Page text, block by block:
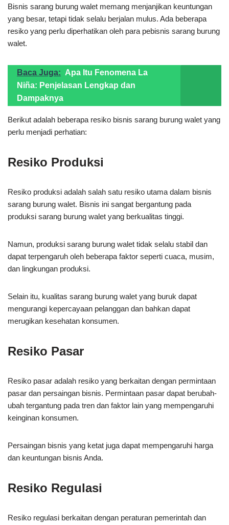
Bisnis sarang burung walet memang menjanjikan keuntungan
yang besar, tetapi tidak selalu berjalan mulus. Ada beberapa
resiko yang perlu diperhatikan oleh para pebisnis sarang burung
walet.
Baca Juga: Apa Itu Fenomena La
Niña: Penjelasan Lengkap dan
Dampaknya
Berikut adalah beberapa resiko bisnis sarang burung walet yang
perlu menjadi perhatian:
Resiko Produksi
Resiko produksi adalah salah satu resiko utama dalam bisnis
sarang burung walet. Bisnis ini sangat bergantung pada
produksi sarang burung walet yang berkualitas tinggi.
Namun, produksi sarang burung walet tidak selalu stabil dan
dapat terpengaruh oleh beberapa faktor seperti cuaca, musim,
dan lingkungan produksi.
Selain itu, kualitas sarang burung walet yang buruk dapat
mengurangi kepercayaan pelanggan dan bahkan dapat
merugikan kesehatan konsumen.
Resiko Pasar
Resiko pasar adalah resiko yang berkaitan dengan permintaan
pasar dan persaingan bisnis. Permintaan pasar dapat berubah-
ubah tergantung pada tren dan faktor lain yang mempengaruhi
keinginan konsumen.
Persaingan bisnis yang ketat juga dapat mempengaruhi harga
dan keuntungan bisnis Anda.
Resiko Regulasi
Resiko regulasi berkaitan dengan peraturan pemerintah dan